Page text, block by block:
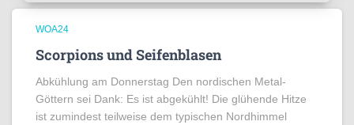
WOA24
Scorpions und Seifenblasen
Abkühlung am Donnerstag Den nordischen Metal-
Göttern sei Dank: Es ist abgekühlt! Die glühende Hitze
ist zumindest teilweise dem typischen Nordhimmel